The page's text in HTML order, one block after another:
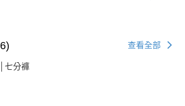
查看全部
七分褲